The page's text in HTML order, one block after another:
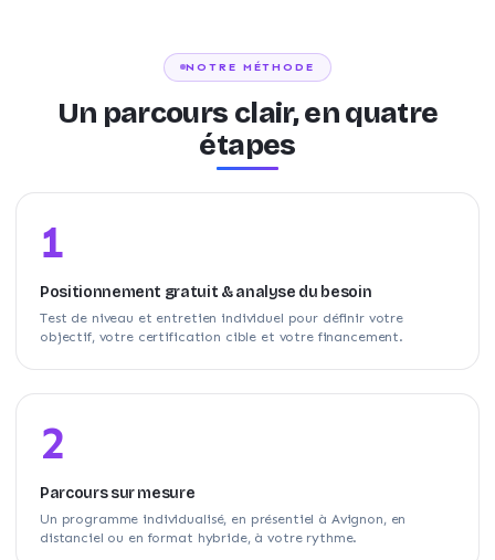
NOTRE MÉTHODE
Un parcours clair, en quatre
étapes
1
Positionnement gratuit & analyse du besoin
Test de niveau et entretien individuel pour définir votre
objectif, votre certification cible et votre financement.
2
Parcours sur mesure
Un programme individualisé, en présentiel à Avignon, en
distanciel ou en format hybride, à votre rythme.